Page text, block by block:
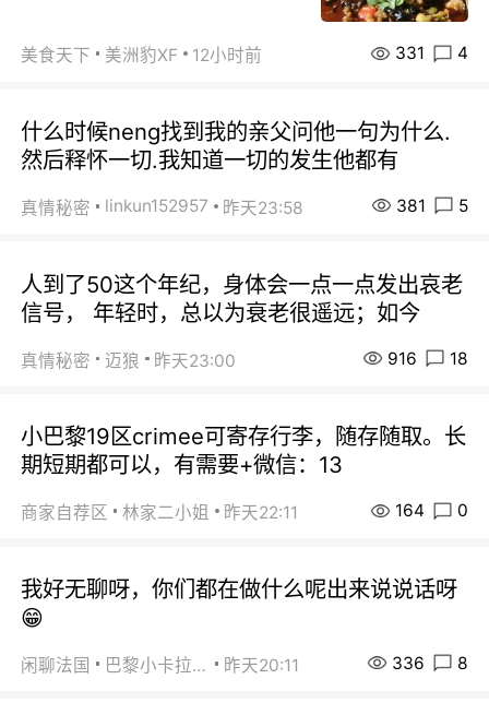
美食天下 美洲豹XF 12小时前 331 4
什么时候neng找到我的亲父问他一句为什么.
然后释怀一切.我知道一切的发生他都有
真情秘密 linkun152957 昨天23:58 381 5
人到了50这个年纪，身体会一点一点发出哀老
信号， 年轻时，总以为衰老很遥远；如今
真情秘密 迈狼 昨天23:00 916 18
小巴黎19区crimee可寄存行李，随存随取。长
期短期都可以，有需要+微信：13
商家自荐区 林家二小姐 昨天22:11 164 0
我好无聊呀，你们都在做什么呢出来说说话呀
😁
闲聊法国 巴黎小卡拉咪 昨天20:11 336 8